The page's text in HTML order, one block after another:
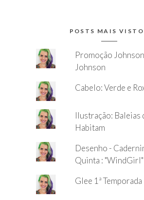
POSTS MAIS
Promoção
Johnson
Cabelo: Verde e
Ilustração: Baleias
Habitam
Desenho -
Quinta : "WindGirl"
Glee 1ª Temporada